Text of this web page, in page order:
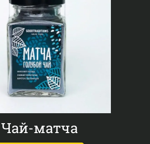
Чай-матча